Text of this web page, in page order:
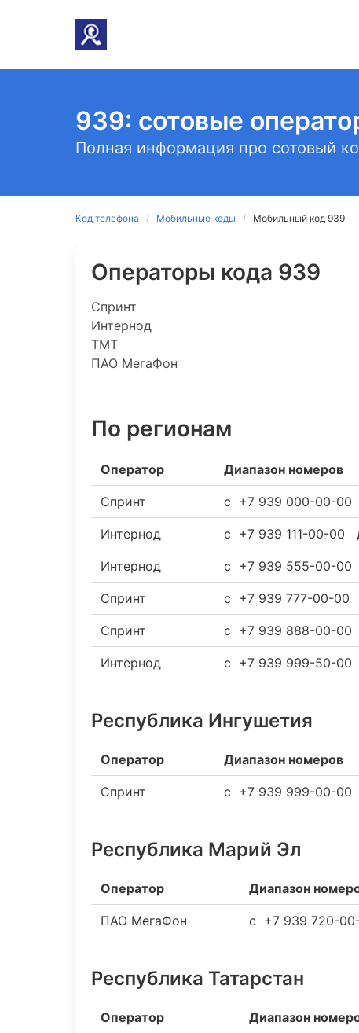
939: сотовые
Полная информация про сотовый
Код телефона Мобильные коды Мобильный код 939
Операторы кода 939
Спринт
Интернод
ТМТ
ПАО МегаФон
По регионам
Оператор Диапазон номеров
Спринт c +7 939 000-00-
Интернод c +7 939 111-00-00
Интернод c +7 939 555-00-
Спринт c +7 939 777-00-00
Спринт c +7 939 888-00-
Интернод c +7 939 999-50-
Республика Ингушетия
Оператор Диапазон номеров
Спринт c +7 939 999-00-
Республика Марий Эл
Оператор Диапазон
ПАО МегаФон c +7 939 720-
Республика Татарстан
Оператор Диапазон